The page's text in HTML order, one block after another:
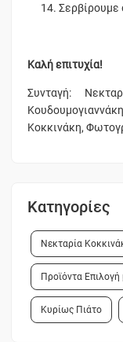
Σερβίρουμε
Καλή επιτυχία!
Συνταγή:
Κοκκινάκη,
Κατηγορίες
Νεκταρία
Προϊόντα Επιλογή
Κυρίως Πιάτο